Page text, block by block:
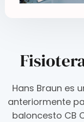
Hans Braun es
anteriormente
baloncesto CB